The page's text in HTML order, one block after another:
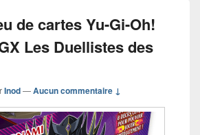
de cartes Yu-Gi-Oh!
Les Duellistes des
Inod—Aucun commentaire ↓